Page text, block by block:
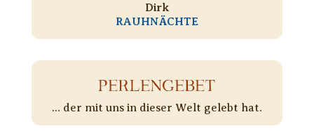
Dirk
RAUHNÄCHTE
PERLENGEBET
... der mit uns in dieser Welt gelebt hat.